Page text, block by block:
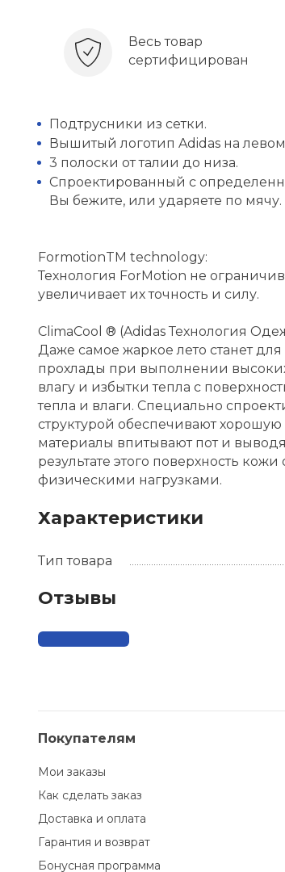
Весь товар
сертифицирован
Подтрусники из сетки.
Вышитый логотип Adidas на
3 полоски от талии до низа.
Спроектированный с
Вы бежите, или ударяете по мячу.
FormotionTM technology:
Технология ForMotion не
увеличивает их точность и силу.
ClimaCool ® (Adidas Технология
Даже самое жаркое лето станет
прохлады при выполнении
влагу и избытки тепла с
тепла и влаги. Специально
структурой обеспечивают
материалы впитывают пот и
результате этого поверхность
физическими нагрузками.
Характеристики
Тип товара
Отзывы
Покупателям
Мои заказы
Как сделать заказ
Доставка и оплата
Гарантия и возврат
Бонусная программа